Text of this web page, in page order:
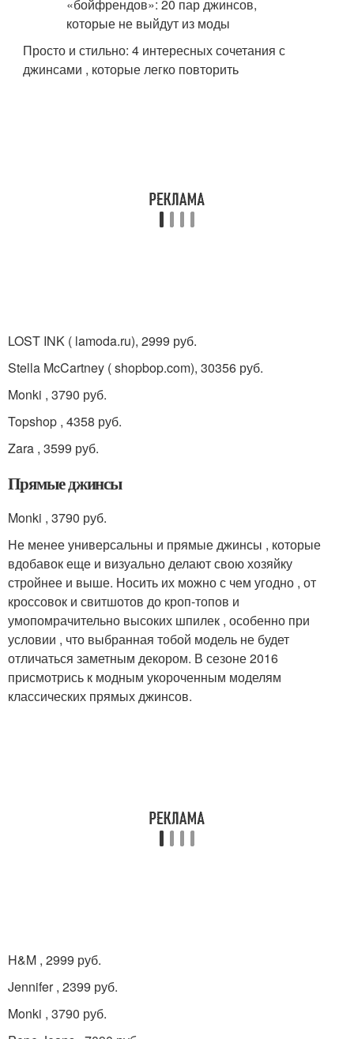
Просто и стильно: 4 интересных сочетания с
джинсами , которые легко повторить
LOST INK ( lamoda.ru), 2999 руб.
Stella McCartney ( shopbop.com), 30356 руб.
Monki , 3790 руб.
Topshop , 4358 руб.
Zara , 3599 руб.
Прямые джинсы
Monki , 3790 руб.
Не менее универсальны и прямые джинсы , которые
вдобавок еще и визуально делают свою хозяйку
стройнее и выше. Носить их можно с чем угодно , от
кроссовок и свитшотов до кроп-топов и
умопомрачительно высоких шпилек , особенно при
условии , что выбранная тобой модель не будет
отличаться заметным декором. В сезоне 2016
присмотрись к модным укороченным моделям
классических прямых джинсов.
H&M , 2999 руб.
Jennifer , 2399 руб.
Monki , 3790 руб.